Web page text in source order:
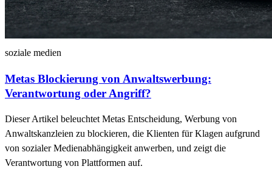
soziale medien
Metas Blockierung von Anwaltswerbung:
Verantwortung oder Angriff?
Dieser Artikel beleuchtet Metas Entscheidung, Werbung von
Anwaltskanzleien zu blockieren, die Klienten für Klagen aufgrund
von sozialer Medienabhängigkeit anwerben, und zeigt die
Verantwortung von Plattformen auf.